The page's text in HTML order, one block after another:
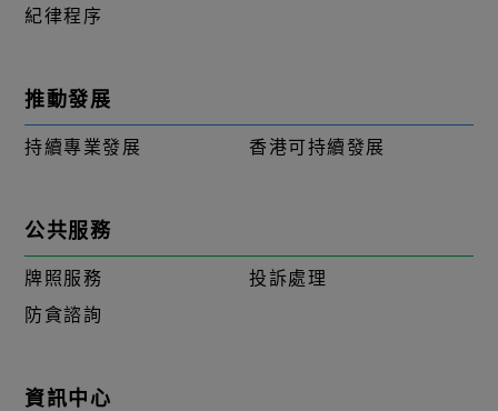
紀律程序
推動發展
持續專業發展 香港可持續發展
公共服務
牌照服務
投訴處理
防貪諮詢
資訊中心